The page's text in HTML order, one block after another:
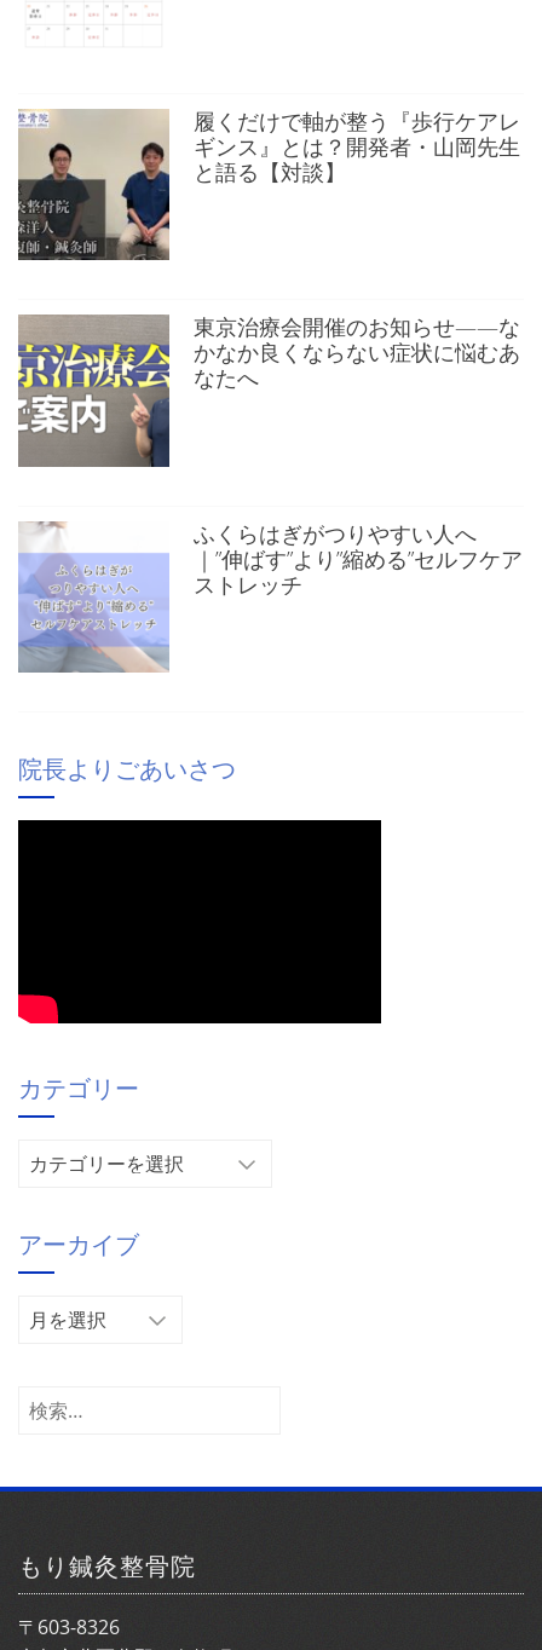
履くだけで軸が整う『歩行ケアレ
ギンス』とは？開発者・山岡先生
と語る【対談】
東京治療会開催のお知らせ——な
かなか良くならない症状に悩むあ
なたへ
ふくらはぎがつりやすい人へ
｜”伸ばす”より”縮める”セルフケア
ストレッチ
院長よりごあいさつ
カテゴリー
リ
ー
アーカイブ
ア
イ
検
もり鍼灸整骨院
〒603-8326